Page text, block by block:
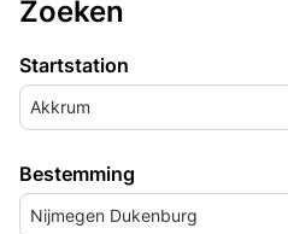
Zoeken
Startstation
Akkrum
Bestemming
Nijmegen Dukenburg